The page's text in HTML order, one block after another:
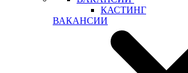
КАСТИНГ
ВАКАНСИИ